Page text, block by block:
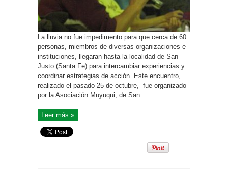
La lluvia no fue impedimento para que cerca de 60
personas, miembros de diversas organizaciones e
instituciones, llegaran hasta la localidad de San
Justo (Santa Fe) para intercambiar experiencias y
coordinar estrategias de acción. Este encuentro,
realizado el pasado 25 de octubre, fue organizado
por la Asociación Muyuqui, de San ...
Leer más »